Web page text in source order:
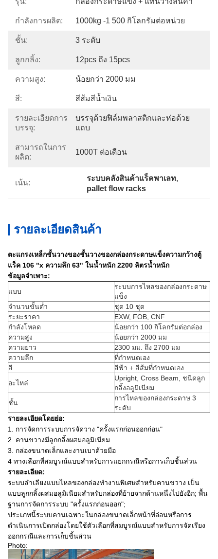
กำลังการผลิต: 1000kg -1 500 กิโลกรัมต่อหน่วย
ชั้น: 3 ระดับ
ลูกกลิ้ง: 12pcs ถึง 15pcs
ความสูง: น้อยกว่า 2000 มม
สี: สีส้มสีน้ำเงิน
รายละเอียดการ
บรรจุ:
บรรจุด้วยฟิล์มพลาสติกและห่อด้วย
แถบ
สามารถในการ
ผลิต:
1000T ต่อเดือน
เน้น:
ระบบคลังสินค้าแร็คพาเลท,
pallet flow racks
รายละเอียดสินค้า
ตะแกรงเหล็กชั้นวางของชั้นวางของกล่องกระดาษแข็งความกว้างตู้
แร็ค 106 "x ความลึก 63" ในน้ำหนัก 2200 ลิตรน้ำหนัก
ข้อมูลจำเพาะ:
แบบ
ระบบการไหลของกล่องกระดาษ
แข็ง
จำนวนขั้นต่ำ
ชุด 10 ชุด
ระยะราคา
EXW, FOB, CNF
กำลังโหลด
น้อยกว่า 100 กิโลกรัมต่อกล่อง
ความสูง
น้อยกว่า 2000 มม
ความยาว
2300 มม. ถึง 2700 มม
ความลึก
ที่กำหนดเอง
สี
สีฟ้า + สีส้มที่กำหนดเอง
อะไหล่
Upright, Cross Beam, ชนิดลูก
กลิ้งอลูมิเนียม
ชั้น
การไหลของกล่องกระดาษ 3
ระดับ
รายละเอียดโดยย่อ:
1. การจัดการระบบการจัดวาง "ครั้งแรกก่อนออกก่อน"
2. คานขวางมีลูกกลิ้งผสมอลูมิเนียม
3. กล่องขนาดเล็กและงานเบาด้วยมือ
4 ทางเลือกที่สมบูรณ์แบบสำหรับการแยกกรณีหรือการเก็บชิ้นส่วน
รายละเอียด:
ระบบลำเลียงแบบไหลของกล่องทำงานพิเศษสำหรับคานขวาง เป็น
แบบลูกกลิ้งผสมอลูมิเนียมสำหรับกล่องที่ย้ายจากด้านหนึ่งไปยังอีก; พื้น
ฐานการจัดการระบบ "ครั้งแรกก่อนออก";
ประเภทนี้ระบบคานเฉพาะในกล่องขนาดเล็กหน้าที่อ่อนหรือการ
ดำเนินการเปิดกล่องโดยใช้ตัวเลือกที่สมบูรณ์แบบสำหรับการจัดเรียง
ออกกรณีและการเก็บชิ้นส่วน
Photo: